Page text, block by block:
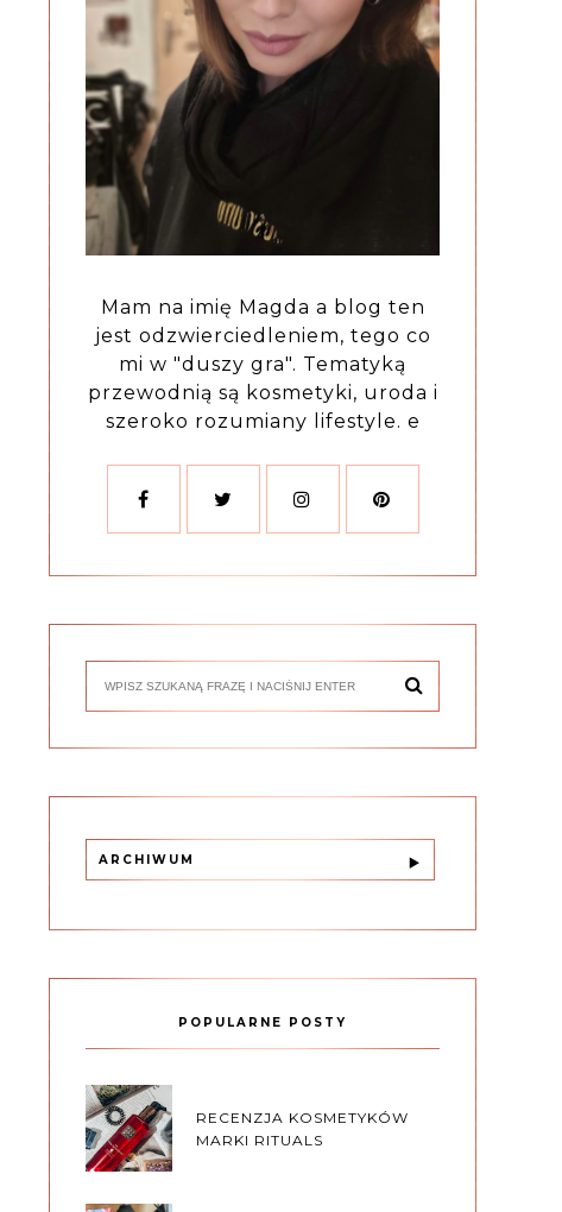
Mam na imię Magda a blog ten
jest odzwierciedleniem, tego co
mi w "duszy gra". Tematyką
przewodnią są kosmetyki, uroda i
szeroko rozumiany lifestyle. e
ARCHIWUM
POPULARNE POSTY
RECENZJA KOSMETYKÓW
MARKI RITUALS